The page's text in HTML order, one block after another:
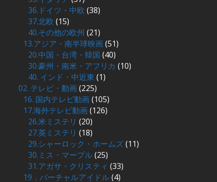
36.ドイツ・中欧 (38)
37.北欧 (15)
40.その他の欧州 (21)
13.アジア・南半球映画(51)
20.中国・台湾・韓国 (40)
30.豪州・南米・アフリカ (10)
40. インド・中近東 (1)
02. テレビ・動画(225)
16. 国内テレビ動画(105)
17.海外テレビ動画(126)
26.米ミステリ (20)
27.英ミステリ (18)
29.シャーロック・ホームズ(11)
30.ミス・マープル(25)
31.アガサ・クリスティ (33)
19．バーチャルアイドル(4)